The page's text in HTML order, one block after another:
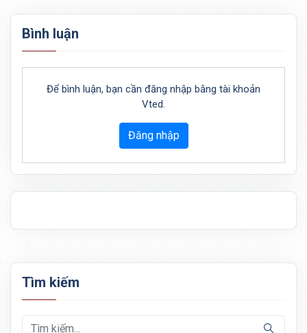
Bình luận
Để bình luận, bạn cần đăng nhập bằng tài khoản
Vted.
Đăng nhập
Tìm kiếm